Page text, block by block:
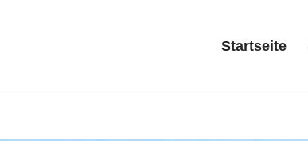
Startseite